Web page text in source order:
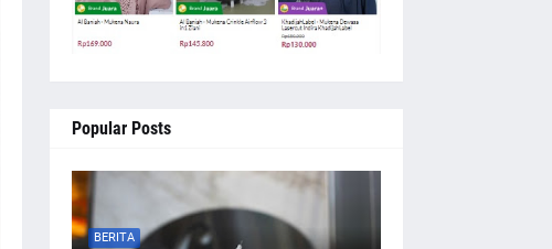
Popular Posts
BERITA